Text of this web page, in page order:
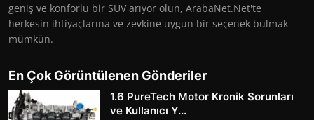
geniş ve konforlu bir SUV arıyor olun, ArabaNet.Net'te
herkesin ihtiyaçlarına ve zevkine uygun bir seçenek bulmak
mümkün.
En Çok Görüntülenen Gönderiler
1.6 PureTech Motor Kronik Sorunları
ve Kullanıcı Y...